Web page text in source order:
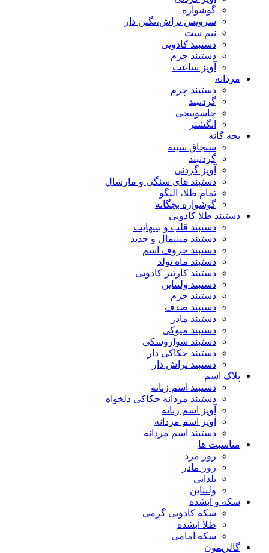
گوشواره
سرویس تراش،نگین دار
نیم ست
دستبند کادویی
دستبند چرم
آویز ساعت
مردانه
دستبند چرم
گردنبند
جاسوییچی
انگشتر
بچه گانه
سنجاق سینه
گردنبند
آویز گردنی
دستبند های سنگی و مارشال
تمام طلا، النگو
گوشواره بچگانه
دستبند طلا کادویی
دستبند قلب و بینهایت
دستبند مینیمال و جدید
دستبند حروف اسم
دستبند ماه تولد
دستبند کارتیر کادویی
دستبند ولنتاین
دستبند چرم
دستبند صدف
دستبند مادر
دستبند میوکی
دستبند سواروسکی
دستبند حکاکی دار
دستبند تراش دار
پلاک اسم
دستبند اسم زنانه
دستبند مردانه حکاکی دلخواه
آویز اسم زنانه
آویز اسم مردانه
دستبند اسم مردانه
مناسبت ها
روز مرد
روز مادر
یلدایی
ولنتاین
سکه و آبشده
سکه کادویی گرمی
طلا آبشده
سکه امامی
گالریمون